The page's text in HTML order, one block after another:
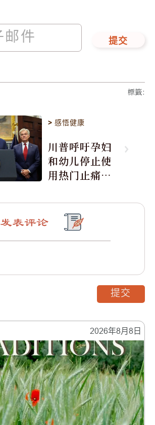
提交
標籤:
>感悟健康
川普呼吁孕妇
和幼儿停止使
用热门止痛药
2026年8月8日
发表评论
提交